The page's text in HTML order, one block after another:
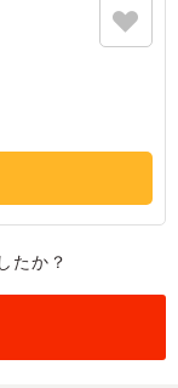
たか？